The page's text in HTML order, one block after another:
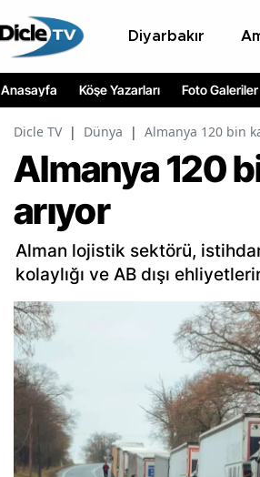
Diyarbakır
Anasayfa Köşe Yazarları Foto Galeriler
Dicle TV | Dünya | Almanya 120 bin
Almanya 120
arıyor
Alman lojistik sektörü,
kolaylığı ve AB dışı